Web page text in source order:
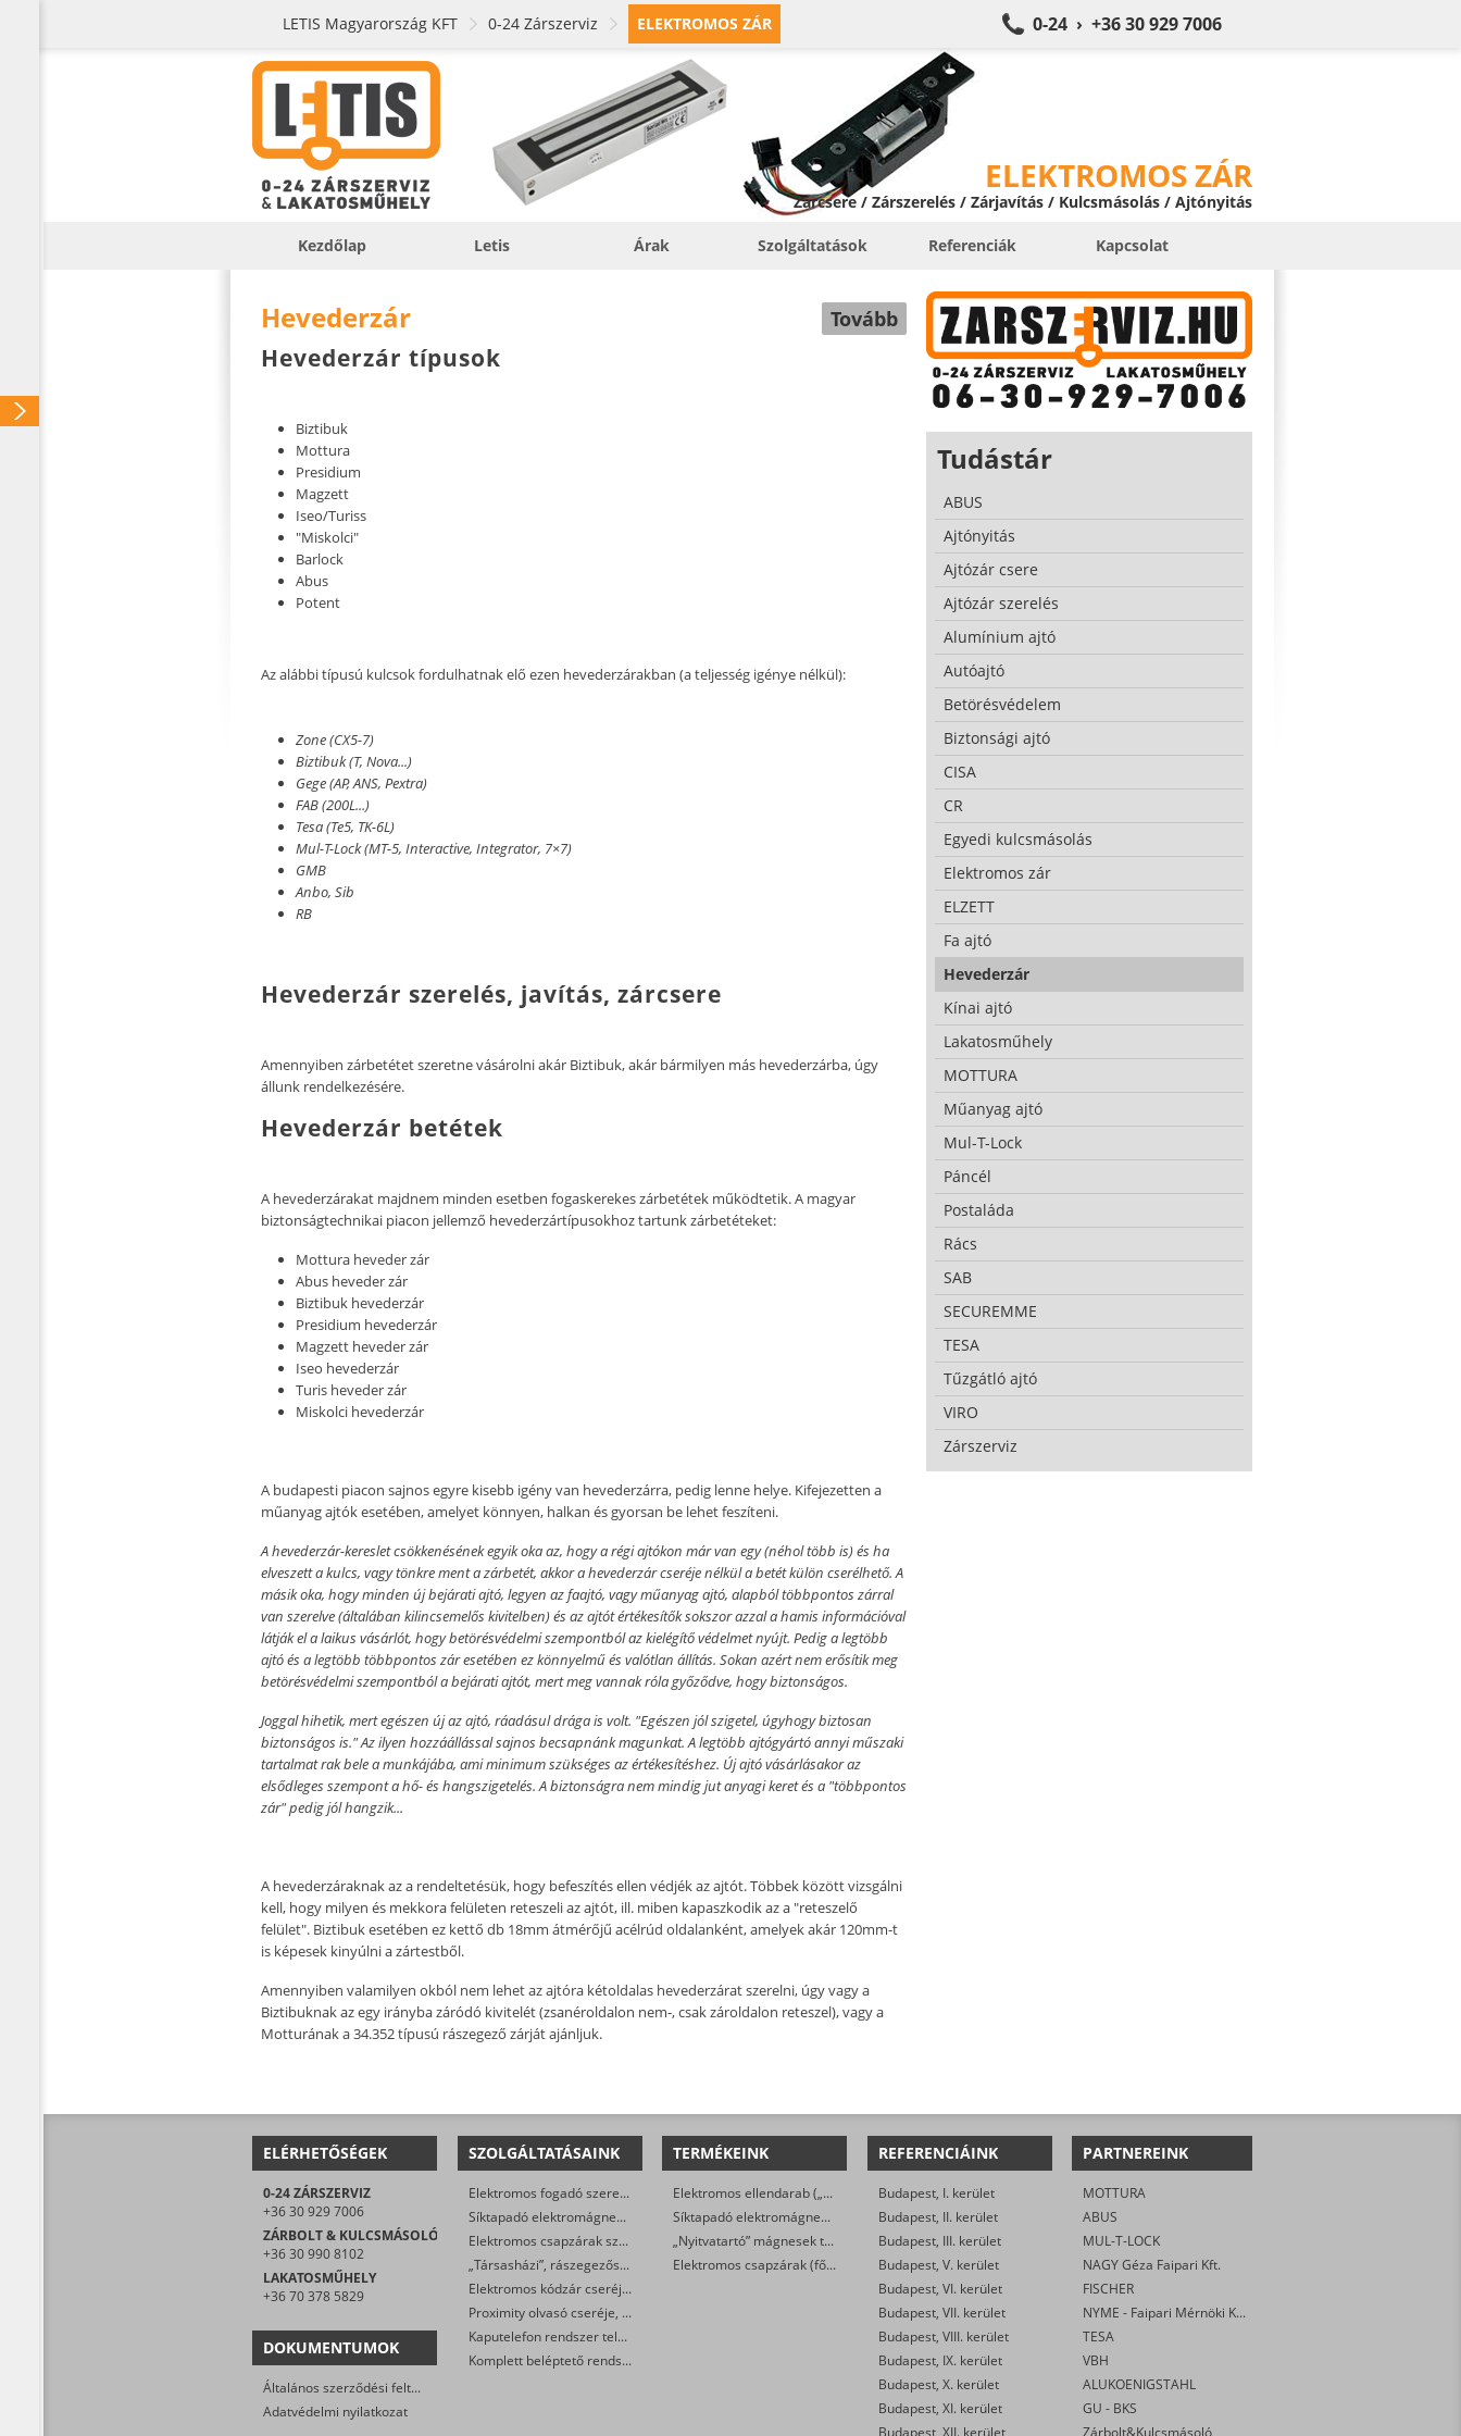
LETIS Magyarország KFT 0-24 Zárszerviz ELEKTROMOS ZÁR 0-24 › +36 30 929 7006
ELEKTROMOS ZÁR
Zárcsere / Zárszerelés / Zárjavítás / Kulcsmásolás / Ajtónyitás
Kezdőlap Letis Árak Szolgáltatások Referenciák Kapcsolat
Hevederzár Tovább
Hevederzár típusok
Biztibuk
Mottura
Presidium
Magzett
Iseo/Turiss
"Miskolci"
Barlock
Abus
Potent
Az alábbi típusú kulcsok fordulhatnak elő ezen hevederzárakban (a teljesség igénye nélkül):
Zone (CX5-7)
Biztibuk (T, Nova...)
Gege (AP, ANS, Pextra)
FAB (200L...)
Tesa (Te5, TK-6L)
Mul-T-Lock (MT-5, Interactive, Integrator, 7×7)
GMB
Anbo, Sib
RB
Hevederzár szerelés, javítás, zárcsere
Amennyiben zárbetétet szeretne vásárolni akár Biztibuk, akár bármilyen más hevederzárba, úgy
állunk rendelkezésére.
Hevederzár betétek
A hevederzárakat majdnem minden esetben fogaskerekes zárbetétek működtetik. A magyar
biztonságtechnikai piacon jellemző hevederzártípusokhoz tartunk zárbetéteket:
Mottura heveder zár
Abus heveder zár
Biztibuk hevederzár
Presidium hevederzár
Magzett heveder zár
Iseo hevederzár
Turis heveder zár
Miskolci hevederzár
A budapesti piacon sajnos egyre kisebb igény van hevederzárra, pedig lenne helye. Kifejezetten a
műanyag ajtók esetében, amelyet könnyen, halkan és gyorsan be lehet feszíteni.
A hevederzár-kereslet csökkenésének egyik oka az, hogy a régi ajtókon már van egy (néhol több is) és ha
elveszett a kulcs, vagy tönkre ment a zárbetét, akkor a hevederzár cseréje nélkül a betét külön cserélhető. A
másik oka, hogy minden új bejárati ajtó, legyen az faajtó, vagy műanyag ajtó, alapból többpontos zárral
van szerelve (általában kilincsemelős kivitelben) és az ajtót értékesítők sokszor azzal a hamis információval
látják el a laikus vásárlót, hogy betörésvédelmi szempontból az kielégítő védelmet nyújt. Pedig a legtöbb
ajtó és a legtöbb többpontos zár esetében ez könnyelmű és valótlan állítás. Sokan azért nem erősítik meg
betörésvédelmi szempontból a bejárati ajtót, mert meg vannak róla győződve, hogy biztonságos.
Joggal hihetik, mert egészen új az ajtó, ráadásul drága is volt. "Egészen jól szigetel, úgyhogy biztosan
biztonságos is." Az ilyen hozzáállással sajnos becsapnánk magunkat. A legtöbb ajtógyártó annyi műszaki
tartalmat rak bele a munkájába, ami minimum szükséges az értékesítéshez. Új ajtó vásárlásakor az
elsődleges szempont a hő- és hangszigetelés. A biztonságra nem mindig jut anyagi keret és a "többpontos
zár" pedig jól hangzik...
A hevederzáraknak az a rendeltetésük, hogy befeszítés ellen védjék az ajtót. Többek között vizsgálni
kell, hogy milyen és mekkora felületen reteszeli az ajtót, ill. miben kapaszkodik az a "reteszelő
felület". Biztibuk esetében ez kettő db 18mm átmérőjű acélrúd oldalanként, amelyek akár 120mm-t
is képesek kinyúlni a zártestből.
Amennyiben valamilyen okból nem lehet az ajtóra kétoldalas hevederzárat szerelni, úgy vagy a
Biztibuknak az egy irányba záródó kivitelét (zsanéroldalon nem-, csak zároldalon reteszel), vagy a
Motturának a 34.352 típusú rászegező zárját ajánljuk.
Tudástár
ABUS
Ajtónyitás
Ajtózár csere
Ajtózár szerelés
Alumínium ajtó
Autóajtó
Betörésvédelem
Biztonsági ajtó
CISA
CR
Egyedi kulcsmásolás
Elektromos zár
ELZETT
Fa ajtó
Hevederzár
Kínai ajtó
Lakatosműhely
MOTTURA
Műanyag ajtó
Mul-T-Lock
Páncél
Postaláda
Rács
SAB
SECUREMME
TESA
Tűzgátló ajtó
VIRO
Zárszerviz
ELÉRHETŐSÉGEK
0-24 ZÁRSZERVIZ
+36 30 929 7006
ZÁRBOLT & KULCSMÁSOLÓ
+36 30 990 8102
LAKATOSMŰHELY
+36 70 378 5829
DOKUMENTUMOK
Általános szerződési feltételek
Adatvédelmi nyilatkozat
SZOLGÁLTATÁSAINK
Elektromos fogadó szerelése, cseréje
Síktapadó elektromágnes szerelése, cseréje
Elektromos csapzárak szerelése, cseréje
„Társasházi”, rászegezős elektromos zár cseréje, javítása
Elektromos kódzár cseréje, javítása, szerelése
Proximity olvasó cseréje, javítása, szerelése
Kaputelefon rendszer telepítése, javítása
Komplett beléptető rendszer telepítése
TERMÉKEINK
Elektromos ellendarab („klasszikus” elektromos zárak)
Síktapadó elektromágnesek társasházi ajtókra (szettben, szereléssel)
„Nyitvatartó” mágnesek tűzjelző rendszerre kötve
Elektromos csapzárak (főleg egyedi biztonsági rendszerek esetén)
REFERENCIÁINK
Budapest, I. kerület
Budapest, II. kerület
Budapest, III. kerület
Budapest, V. kerület
Budapest, VI. kerület
Budapest, VII. kerület
Budapest, VIII. kerület
Budapest, IX. kerület
Budapest, X. kerület
Budapest, XI. kerület
PARTNEREINK
MOTTURA
ABUS
MUL-T-LOCK
NAGY Géza Faipari Kft.
FISCHER
NYME - Faipari Mérnöki Kar
TESA
VBH
ALUKOENIGSTAHL
GU - BKS